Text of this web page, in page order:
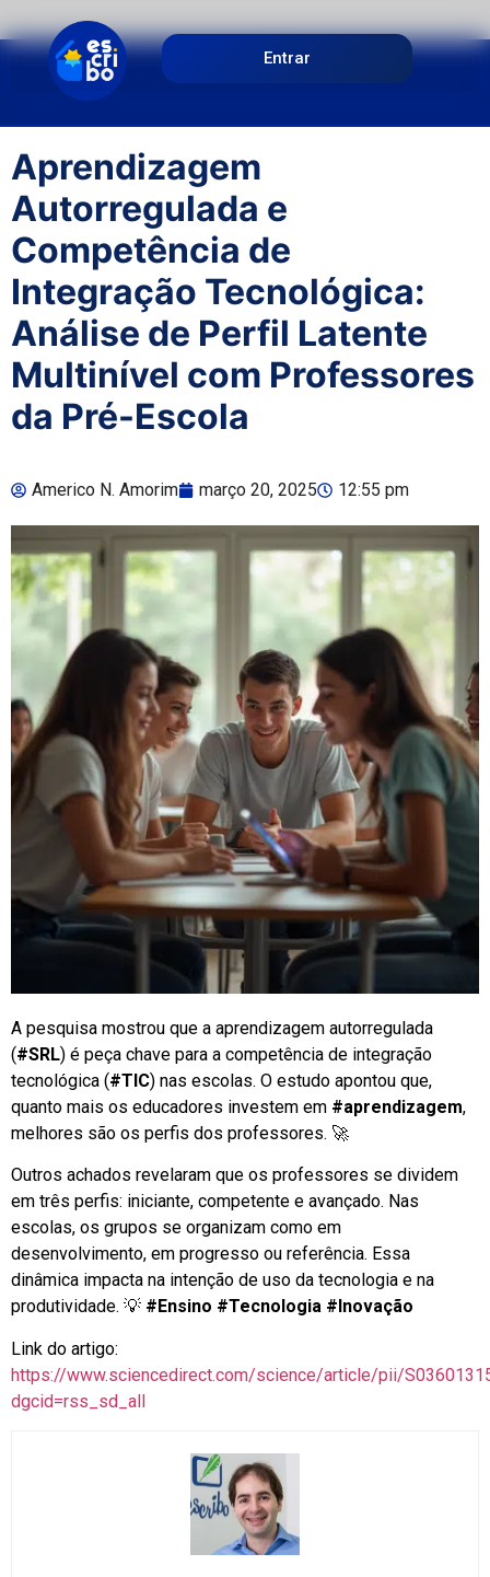
Entrar
Aprendizagem
Autorregulada e
Competência de
Integração Tecnológica:
Análise de Perfil Latente
Multinível com Professores
da Pré-Escola
Americo N. Amorim março 20, 2025 12:55 pm
A pesquisa mostrou que a aprendizagem autorregulada
(#SRL) é peça chave para a competência de integração
tecnológica (#TIC) nas escolas. O estudo apontou que,
quanto mais os educadores investem em #aprendizagem,
melhores são os perfis dos professores. 🚀
Outros achados revelaram que os professores se dividem
em três perfis: iniciante, competente e avançado. Nas
escolas, os grupos se organizam como em
desenvolvimento, em progresso ou referência. Essa
dinâmica impacta na intenção de uso da tecnologia e na
produtividade. 💡 #Ensino #Tecnologia #Inovação
Link do artigo:
https://www.sciencedirect.com/science/article/pii/
dgcid=rss_sd_all